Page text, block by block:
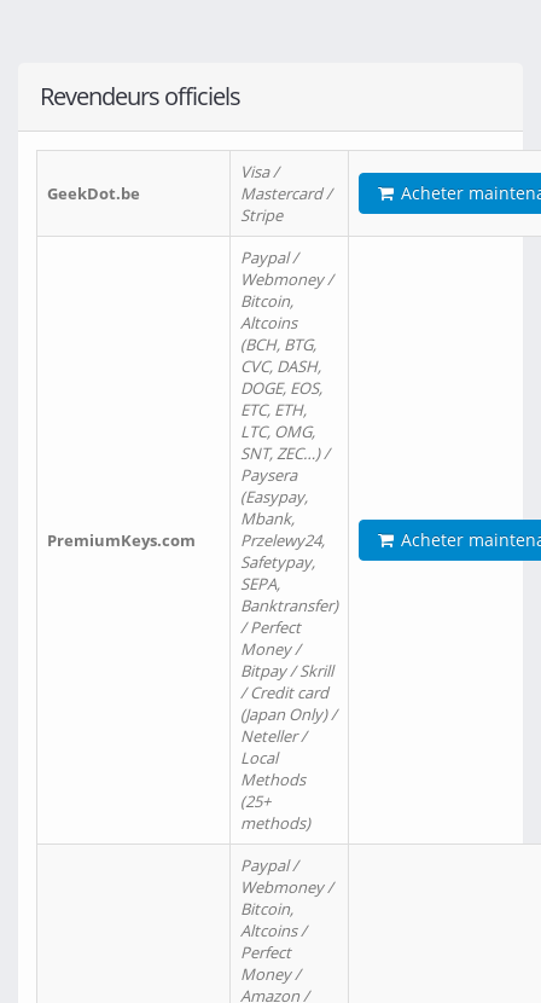
Revendeurs officiels
GeekDot.be
Visa /
Mastercard /
Stripe
Acheter
PremiumKeys.com
Paypal /
Webmoney /
Bitcoin,
Altcoins
(BCH, BTG,
CVC, DASH,
DOGE, EOS,
ETC, ETH,
LTC, OMG,
SNT, ZEC…) /
Paysera
(Easypay,
Mbank,
Przelewy24,
Safetypay,
SEPA,
Banktransfer)
/ Perfect
Money /
Bitpay / Skrill
/ Credit card
(Japan Only) /
Neteller /
Local
Methods
(25+
methods)
Acheter
Paypal /
Webmoney /
Bitcoin,
Altcoins /
Perfect
Money /
Amazon /